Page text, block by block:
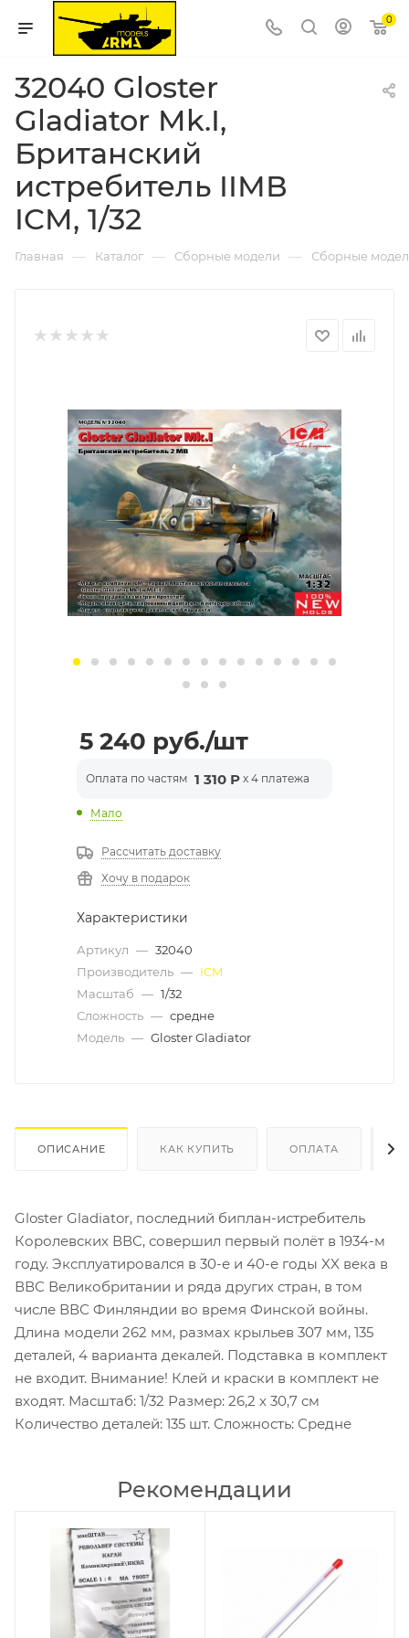
0
32040 Gloster
Gladiator Mk.I,
Британский
истребитель IIМВ
ICM, 1/32
Главная — Каталог — Сборные модели — Сборные
5 240 руб./шт
Оплата по частям 1 310 Р x 4 платежа
Мало
Рассчитать доставку
Хочу в подарок
Характеристики
Артикул — 32040
Производитель — ICM
Масштаб — 1/32
Сложность — средне
Модель — Gloster Gladiator
ОПИСАНИЕ КАК КУПИТЬ ОПЛАТА
Gloster Gladiator, последний биплан-истребитель
Королевских ВВС, совершил первый полёт в 1934-м
году. Эксплуатировался в 30-е и 40-е годы XX века в
ВВС Великобритании и ряда других стран, в том
числе ВВС Финляндии во время Финской войны.
Длина модели 262 мм, размах крыльев 307 мм, 135
деталей, 4 варианта декалей. Подставка в комплект
не входит. Внимание! Клей и краски в комплект не
входят. Масштаб: 1/32 Размер: 26,2 х 30,7 см
Количество деталей: 135 шт. Сложность: Средне
Рекомендации